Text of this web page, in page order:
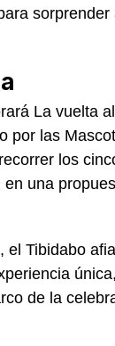
La vuelta
por las
los
una
el Tibidabo
de la